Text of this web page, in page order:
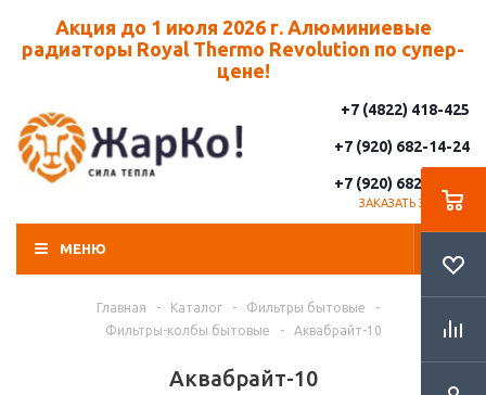
Акция до 1 июля 2026 г. Алюминиевые
радиаторы Royal Thermo Revolution по супер-
цене!
+7 (4822) 418-425
+7 (920) 682-14-24
+7 (920) 682-14-25
ЗАКАЗАТЬ ЗВОНОК
МЕНЮ
Главная - Каталог - Фильтры бытовые
-
Фильтры-колбы бытовые
- Аквабрайт-10
Аквабрайт-10